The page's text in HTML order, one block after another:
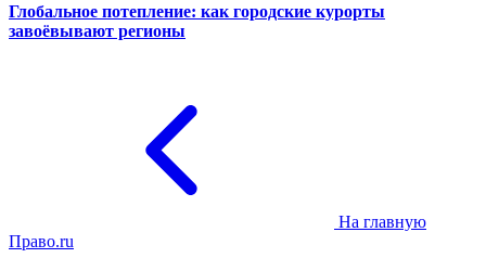
Глобальное потепление: как городские курорты
завоёвывают регионы
На главную
Право.ru